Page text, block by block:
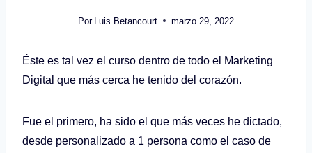
Por Luis Betancourt marzo 29, 2022
Éste es tal vez el curso dentro de todo el Marketing
Digital que más cerca he tenido del corazón.
Fue el primero, ha sido el que más veces he dictado,
desde personalizado a 1 persona como el caso de